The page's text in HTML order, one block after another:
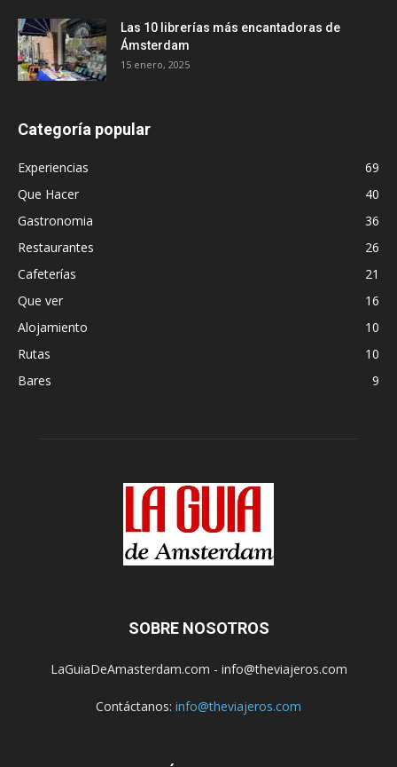
Las 10 librerías más encantadoras de
Ámsterdam
15 enero, 2025
Categoría popular
Experiencias
69
Que Hacer
40
Gastronomia
36
Restaurantes
26
Cafeterías
21
Que ver
16
Alojamiento
10
Rutas
10
Bares
9
SOBRE NOSOTROS
LaGuiaDeAmasterdam.com - info@theviajeros.com
Contáctanos: info@theviajeros.com